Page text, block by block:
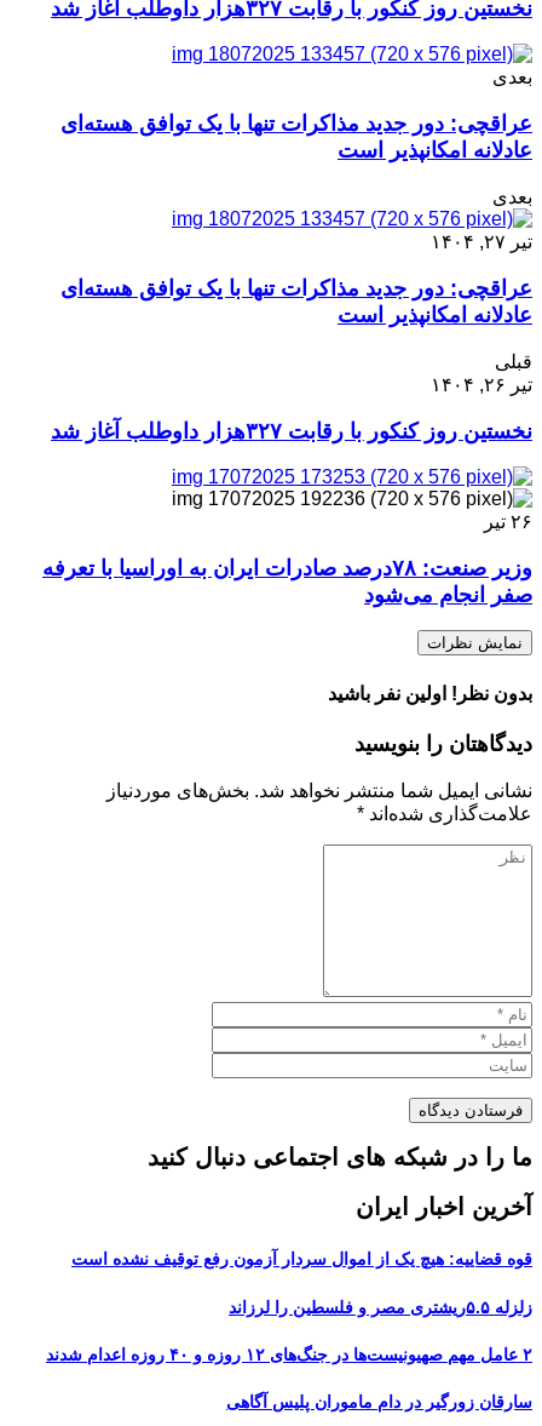
نخستین روز کنکور با رقابت ۳۲۷هزار داوطلب آغاز شد
بعدی
عراقچی: دور جدید مذاکرات تنها با یک توافق هسته‌ای
عادلانه امکانپذیر است
بعدی
تیر ۲۷, ۱۴۰۴
عراقچی: دور جدید مذاکرات تنها با یک توافق هسته‌ای
عادلانه امکانپذیر است
قبلی
تیر ۲۶, ۱۴۰۴
نخستین روز کنکور با رقابت ۳۲۷هزار داوطلب آغاز شد
۲۶ تیر
وزیر صنعت: ۷۸درصد ‌صادرات‌ ایران به ‌اوراسیا با تعرفه
صفر انجام می‌شود
نمایش نظرات
بدون نظر! اولین نفر باشید
دیدگاهتان را بنویسید
نشانی ایمیل شما منتشر نخواهد شد. بخش‌های موردنیاز
علامت‌گذاری شده‌اند *
ما را در شبکه های اجتماعی دنبال کنید
آخرین اخبار ایران
قوه قضاییه: هیچ یک از اموال سردار آزمون رفع توقیف نشده است
زلزله ۵.۵ریشتری مصر و فلسطین را لرزاند
۲ عامل مهم صهیونیست‌ها در جنگ‌های ۱۲ روزه و ۴۰ روزه اعدام شدند
سارقان زورگیر در دام ماموران پلیس آگاهی